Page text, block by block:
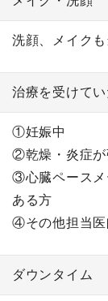
洗顔、メイク
治療を受けて
①妊娠中
②乾燥・炎症が
③心臓ペースメ
ある方
④その他担当医
ダウンタイム